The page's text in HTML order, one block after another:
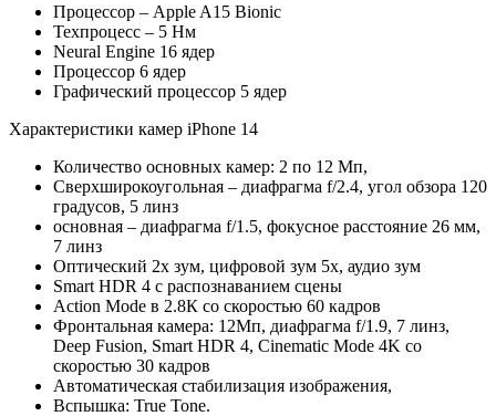
Процессор – Apple A15 Bionic
Техпроцесс – 5 Нм
Neural Engine 16 ядер
Процессор 6 ядер
Графический процессор 5 ядер
Характеристики камер iPhone 14
Количество основных камер: 2 по 12 Мп,
Сверхширокоугольная – диафрагма f/2.4, угол обзора 120
градусов, 5 линз
основная – диафрагма f/1.5, фокусное расстояние 26 мм,
7 линз
Оптический 2х зум, цифровой зум 5х, аудио зум
Smart HDR 4 с распознаванием сцены
Action Mode в 2.8К со скоростью 60 кадров
Фронтальная камера: 12Мп, диафрагма f/1.9, 7 линз,
Deep Fusion, Smart HDR 4, Cinematic Mode 4K со
скоростью 30 кадров
Автоматическая стабилизация изображения,
Вспышка: True Tone.